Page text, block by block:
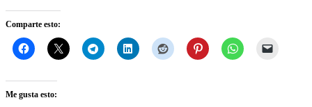
Comparte esto:
Me gusta esto: